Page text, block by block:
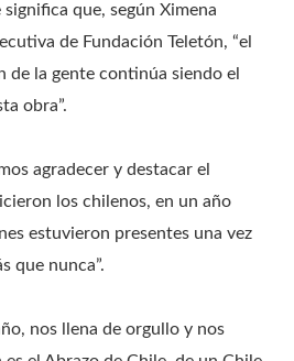
que, según Ximena
de Fundación Teletón, “el
de la gente continúa siendo el
obra”.
agradecer y destacar el
los chilenos, en un año
estuvieron presentes una vez
que nunca”.
nos llena de orgullo y nos